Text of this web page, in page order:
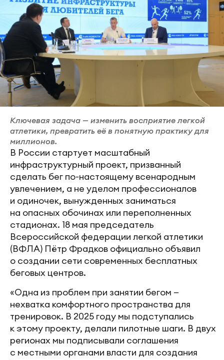
Ключевая задача — изменить восприятие легкой
атлетики, превратить её в понятную практику для
миллионов.
В России стартует масштабный
инфраструктурный проект, призванный
сделать бег по-настоящему всенародным
увлечением, а не уделом профессионалов
и одиночек, вынужденных заниматься
на опасных обочинах или переполненных
стадионах. 18 мая председатель
Всероссийской федерации легкой атлетики
(ВФЛА) Пётр Фрадков официально объявил
о создании сети современных бесплатных
беговых центров.
«Одна из проблем при занятии бегом —
нехватка комфортного пространства для
тренировок. В 2025 году мы подступались
к этому проекту, делали пилотные шаги. В двух
регионах мы подписывали соглашения
с местными органами власти для создания